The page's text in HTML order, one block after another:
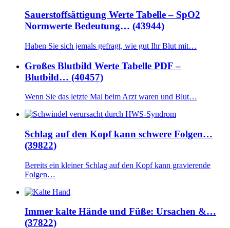
Sauerstoffsättigung Werte Tabelle – SpO2
Normwerte Bedeutung… (43944)
Haben Sie sich jemals gefragt, wie gut Ihr Blut mit…
Großes Blutbild Werte Tabelle PDF –
Blutbild… (40457)
Wenn Sie das letzte Mal beim Arzt waren und Blut…
Schlag auf den Kopf kann schwere Folgen…
(39822)
Bereits ein kleiner Schlag auf den Kopf kann gravierende
Folgen…
Immer kalte Hände und Füße: Ursachen &…
(37822)